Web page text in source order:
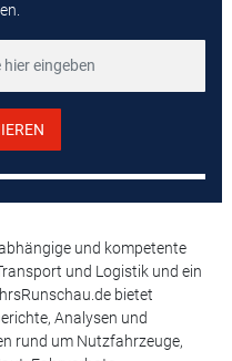
und kompetente
und Logistik und ein
bietet
Analysen und
rund um Nutzfahrzeuge,